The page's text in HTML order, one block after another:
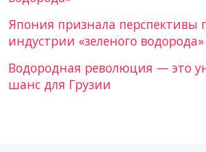
Япония признала перспективы
индустрии «зеленого водорода»
Водородная революция — это
шанс для Грузии